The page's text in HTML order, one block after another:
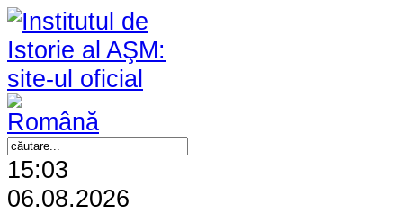
15:03
06.08.2026